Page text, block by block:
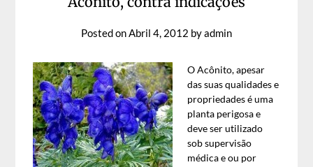
Posted onAbril 4, 2012 byadmin
O Acônito, apesar
das suas qualidades e
propriedades é uma
planta perigosa e
deve ser utilizado
sob supervisão
médica e ou por